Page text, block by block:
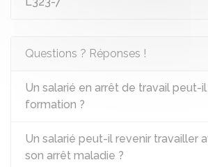
Questions ? Réponses !
Un salarié en arrêt de travail peut-
formation ?
Un salarié peut-il revenir travailler
son arrêt maladie ?